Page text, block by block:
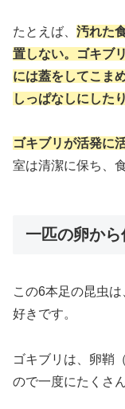
たとえば、 汚れた
置しない。ゴキブ
には蓋をしてこま
しっぱなしにした
ゴキブリが活発に
室は清潔に保ち、
一匹の卵か
この6本足の昆虫は
好きです。
ゴキブリは、卵鞘
ので一度にたくさ